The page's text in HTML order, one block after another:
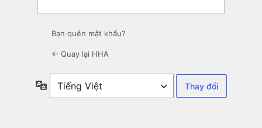
Bạn quên mật khẩu?
← Quay lại HHA
Ngôn
ngữ